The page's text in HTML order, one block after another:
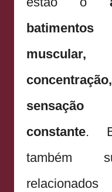
batimentos
constante.
também